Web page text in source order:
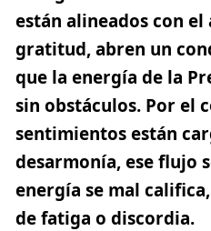
están alineados con el
gratitud, abren un
que la energía de la
sin obstáculos. Por el
sentimientos están
desarmonía, ese flujo
energía se mal
de fatiga o discordia.